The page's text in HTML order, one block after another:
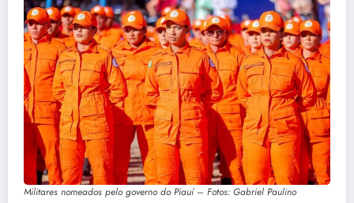
Militares nomeados pelo governo do Piauí – Fotos: Gabriel Paulino